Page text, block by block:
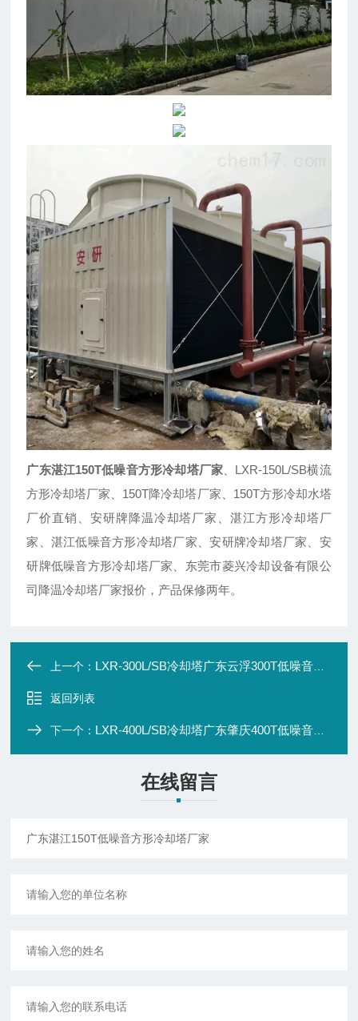
广东湛江150T低噪音方形冷却塔厂家 、LXR-150L/SB横流
方形冷却塔厂家、150T降冷却塔厂家、150T方形冷却水塔
厂价直销、安研牌降温冷却塔厂家、湛江方形冷却塔厂
家、湛江低噪音方形冷却塔厂家、安研牌冷却塔厂家、安
研牌低噪音方形冷却塔厂家、东莞市菱兴冷却设备有限公
司降温冷却塔厂家报价，产品保修两年。
上一个： LXR-300L/SB冷却塔广东云浮300T低噪音方形冷却塔厂价直销
返回列表
下一个： LXR-400L/SB冷却塔广东肇庆400T低噪音方形冷却塔工厂直销
在线留言